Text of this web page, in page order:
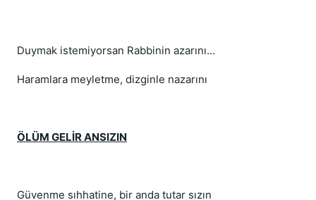
Duymak istemiyorsan Rabbinin azarını...
Haramlara meyletme, dizginle nazarını
ÖLÜM GELİR ANSIZIN
Güvenme sıhhatine, bir anda tutar sızın